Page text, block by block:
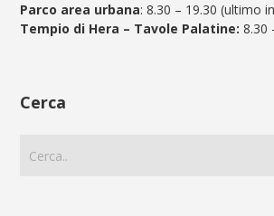
Parco area urbana: 8.30 – 19.30 (ultimo
Tempio di Hera – Tavole Palatine: 8.30
Cerca